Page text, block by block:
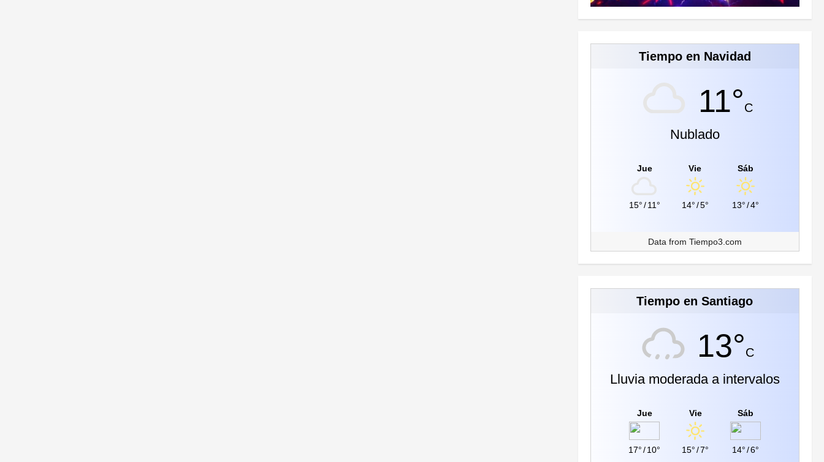
Tiempo en Navidad
11°C
Nublado
Jue
15°/11°
Vie
14°/5°
Sáb
13°/4°
Data from Tiempo3.com
Tiempo en Santiago
13°C
Lluvia moderada a intervalos
Jue
17° /10°
Vie
15° /7°
Sáb
14° /6°